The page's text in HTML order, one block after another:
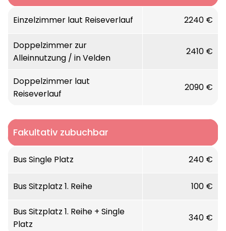
Einzelzimmer laut Reiseverlauf 2240 €
Doppelzimmer zur
Alleinnutzung / in Velden
2410 €
Doppelzimmer laut
Reiseverlauf
2090 €
Fakultativ zubuchbar
Bus Single Platz 240 €
Bus Sitzplatz 1. Reihe 100 €
Bus Sitzplatz 1. Reihe + Single
Platz
340 €